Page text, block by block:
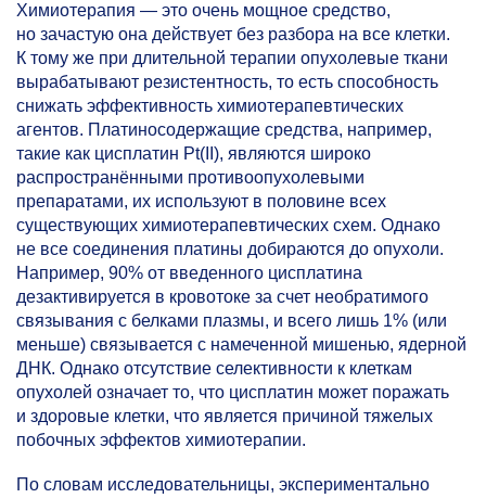
Химиотерапия — это очень мощное средство,
но зачастую она действует без разбора на все клетки.
К тому же при длительной терапии опухолевые ткани
вырабатывают резистентность, то есть способность
снижать эффективность химиотерапевтических
агентов. Платиносодержащие средства, например,
такие как цисплатин Pt(II), являются широко
распространёнными противоопухолевыми
препаратами, их используют в половине всех
существующих химиотерапевтических схем. Однако
не все соединения платины добираются до опухоли.
Например, 90% от введенного цисплатина
дезактивируется в кровотоке за счет необратимого
связывания с белками плазмы, и всего лишь 1% (или
меньше) связывается с намеченной мишенью, ядерной
ДНК. Однако отсутствие селективности к клеткам
опухолей означает то, что цисплатин может поражать
и здоровые клетки, что является причиной тяжелых
побочных эффектов химиотерапии.
По словам исследовательницы, экспериментально